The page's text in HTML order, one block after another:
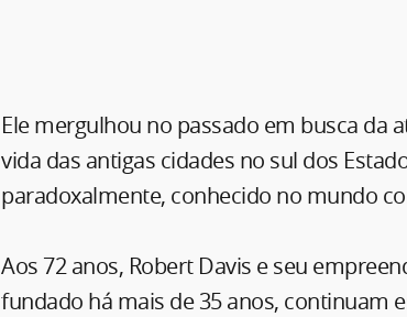
Ele mergulhou no passado em busca da
vida das antigas cidades no sul dos
paradoxalmente, conhecido no mundo
Aos 72 anos, Robert Davis e seu
fundado há mais de 35 anos, continuam